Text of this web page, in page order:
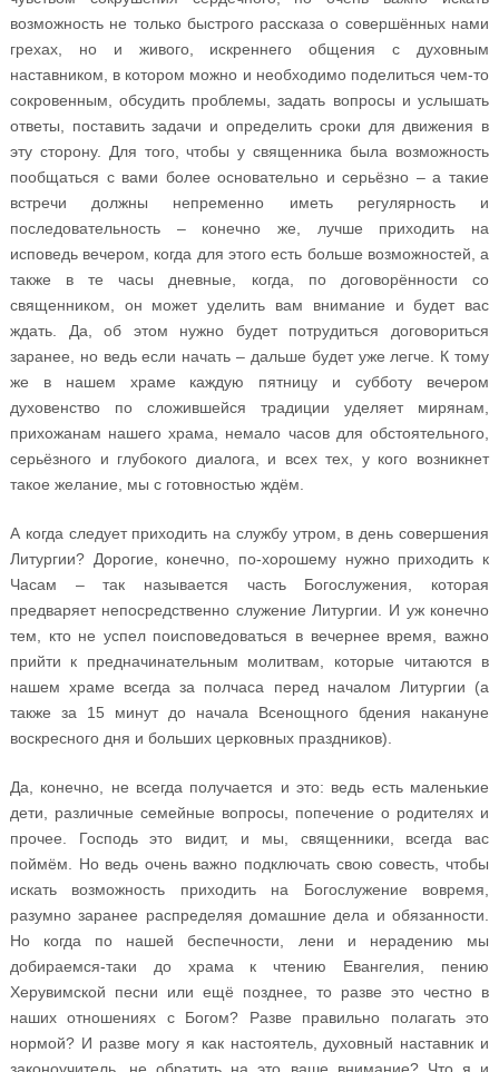
возможность не только быстрого рассказа о совершённых нами
грехах, но и живого, искреннего общения с духовным
наставником, в котором можно и необходимо поделиться чем-то
сокровенным, обсудить проблемы, задать вопросы и услышать
ответы, поставить задачи и определить сроки для движения в
эту сторону. Для того, чтобы у священника была возможность
пообщаться с вами более основательно и серьёзно – а такие
встречи должны непременно иметь регулярность и
последовательность – конечно же, лучше приходить на
исповедь вечером, когда для этого есть больше возможностей, а
также в те часы дневные, когда, по договорённости со
священником, он может уделить вам внимание и будет вас
ждать. Да, об этом нужно будет потрудиться договориться
заранее, но ведь если начать – дальше будет уже легче. К тому
же в нашем храме каждую пятницу и субботу вечером
духовенство по сложившейся традиции уделяет мирянам,
прихожанам нашего храма, немало часов для обстоятельного,
серьёзного и глубокого диалога, и всех тех, у кого возникнет
такое желание, мы с готовностью ждём.
А когда следует приходить на службу утром, в день совершения
Литургии? Дорогие, конечно, по-хорошему нужно приходить к
Часам – так называется часть Богослужения, которая
предваряет непосредственно служение Литургии. И уж конечно
тем, кто не успел поисповедоваться в вечернее время, важно
прийти к предначинательным молитвам, которые читаются в
нашем храме всегда за полчаса перед началом Литургии (а
также за 15 минут до начала Всенощного бдения накануне
воскресного дня и больших церковных праздников).
Да, конечно, не всегда получается и это: ведь есть маленькие
дети, различные семейные вопросы, попечение о родителях и
прочее. Господь это видит, и мы, священники, всегда вас
поймём. Но ведь очень важно подключать свою совесть, чтобы
искать возможность приходить на Богослужение вовремя,
разумно заранее распределяя домашние дела и обязанности.
Но когда по нашей беспечности, лени и нерадению мы
добираемся-таки до храма к чтению Евангелия, пению
Херувимской песни или ещё позднее, то разве это честно в
наших отношениях с Богом? Разве правильно полагать это
нормой? И разве могу я как настоятель, духовный наставник и